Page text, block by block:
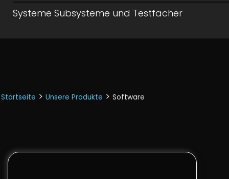
Systeme Subsysteme und Testfächer
Startseite > Unsere Produkte > Software